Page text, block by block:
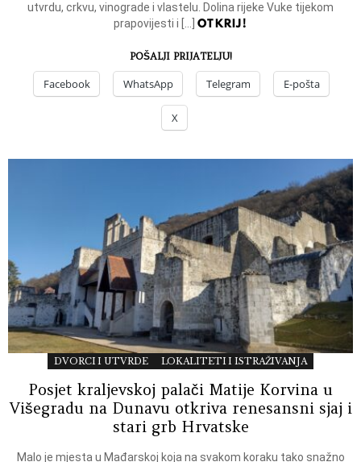
utvrdu, crkvu, vinograde i vlastelu. Dolina rijeke Vuke tijekom
prapovijesti i […] OTKRIJ!
POŠALJI PRIJATELJU!
Facebook WhatsApp Telegram E-pošta
X
DVORCI I UTVRDE LOKALITETI I ISTRAŽIVANJA
Posjet kraljevskoj palači Matije Korvina u
Višegradu na Dunavu otkriva renesansni sjaj i
stari grb Hrvatske
Malo je mjesta u Mađarskoj koja na svakom koraku tako snažno